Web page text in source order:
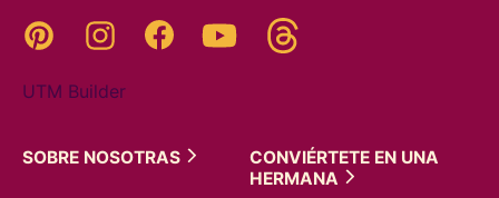
Pinterest InstagramFacebookYouTube
UTM Builder
SOBRE NOSOTRAS
CONVIÉRTETE EN UNA
HERMANA